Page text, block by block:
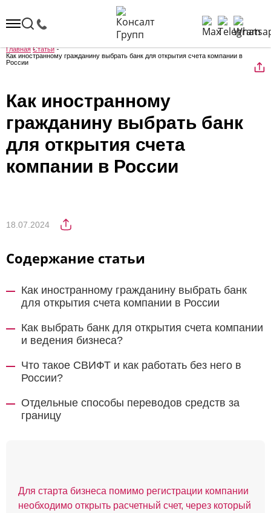
Главная Статьи
Как иностранному гражданину выбрать банк для открытия счета компании в
России
Как иностранному
гражданину выбрать банк
для открытия счета
компании в России
18.07.2024
Содержание статьи
Как иностранному гражданину выбрать банк
для открытия счета компании в России
Как выбрать банк для открытия счета компании
и ведения бизнеса?
Что такое СВИФТ и как работать без него в
России?
Отдельные способы переводов средств за
границу
Для старта бизнеса помимо регистрации компании
необходимо открыть расчетный счет, через который